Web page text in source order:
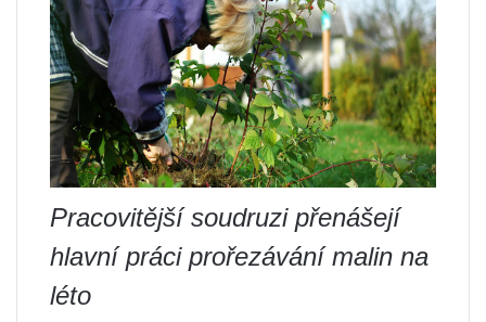
Pracovitější soudruzi přenášejí
hlavní práci prořezávání malin na
léto